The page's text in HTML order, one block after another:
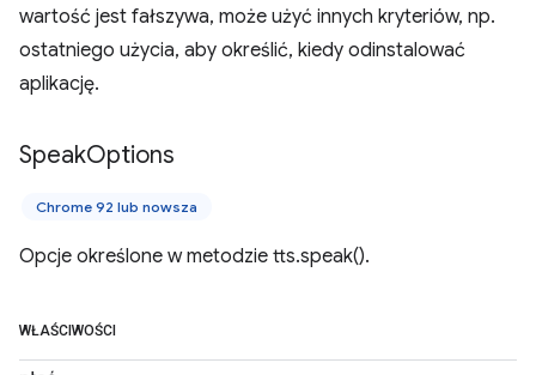
wartość jest fałszywa, może użyć innych kryteriów, np.
ostatniego użycia, aby określić, kiedy odinstalować
aplikację.
SpeakOptions
Chrome 92 lub nowsza
Opcje określone w metodzie tts.speak().
WŁAŚCIWOŚCI